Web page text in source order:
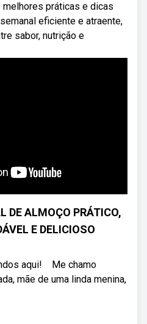
práticas e dicas
eficiente e atraente,
sabor, nutrição e
DE ALMOÇO PRÁTICO,
E DELICIOSO
aqui! ‍ ‍ ‍ Me chamo
mãe de uma linda menina,